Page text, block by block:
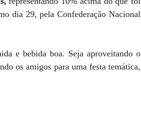
dia 29, pela Confederação Nacional
e bebida boa. Seja aproveitando o
os amigos para uma festa temática,